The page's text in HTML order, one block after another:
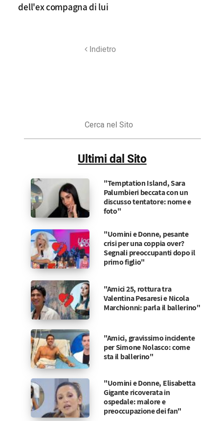
dell'ex compagna di lui
Indietro
Sito
Ultimi dal Sito
"Temptation Island, Sara
Palumbieri beccata con un
discusso tentatore: nome e
foto"
"Uomini e Donne, pesante
crisi per una coppia over?
Segnali preoccupanti dopo il
primo figlio"
"Amici 25, rottura tra
Valentina Pesaresi e Nicola
Marchionni: parla il ballerino"
"Amici, gravissimo incidente
per Simone Nolasco: come
sta il ballerino"
"Uomini e Donne, Elisabetta
Gigante ricoverata in
ospedale: malore e
preoccupazione dei fan"